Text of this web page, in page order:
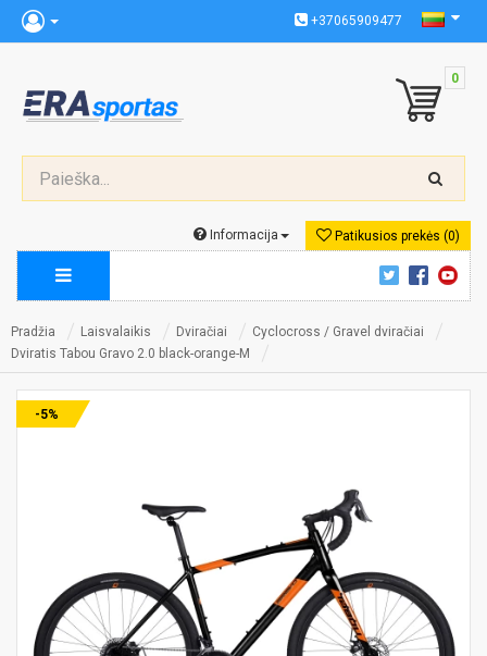
+37065909477
0
Patikusios prekės (0)
Informacija
Pradžia Laisvalaikis Dviračiai
Cyclocross / Gravel dviračiai
Dviratis Tabou Gravo 2.0 black-orange-M
-5%